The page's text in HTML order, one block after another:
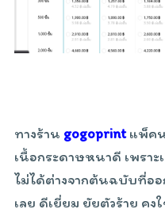
ทางร้าน gogoprint แพ็ค
เนื้อกระดาษหนาดี เพรา
ไม่ได้ต่างจากต้นฉบับที่อ
เลย ดีเยี่ยม ยัยตัวร้าย คง